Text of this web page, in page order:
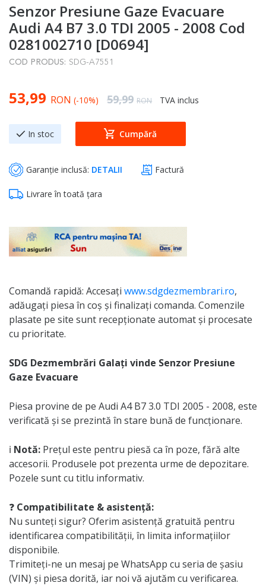
to
the
beginning
of
the
gallery
Senzor Presiune Gaze Evacuare
Audi A4 B7 3.0 TDI 2005 - 2008 Cod
0281002710 [D0694]
COD PRODUS: SDG-A7551
Special Price
53,99 RON (-10%) Regular Price
59,99 RON TVA inclus
In stoc Cumpără
Garanție inclusă: DETALII Factură
Livrare în toată țara
Comandă rapidă: Accesați www.sdgdezmembrari.ro,
adăugați piesa în coș și finalizați comanda. Comenzile
plasate pe site sunt recepționate automat și procesate
cu prioritate.
SDG Dezmembrări Galați vinde Senzor Presiune
Gaze Evacuare
Piesa provine de pe Audi A4 B7 3.0 TDI 2005 - 2008, este
verificată și se prezintă în stare bună de funcționare.
ℹ️ Notă: Prețul este pentru piesă ca în poze, fără alte
accesorii. Produsele pot prezenta urme de depozitare.
Pozele sunt cu titlu informativ.
❓ Compatibilitate & asistență:
Nu sunteți sigur? Oferim asistență gratuită pentru
identificarea compatibilității, în limita informațiilor
disponibile.
Trimiteți-ne un mesaj pe WhatsApp cu seria de șasiu
(VIN) și piesa dorită, iar noi vă ajutăm cu verificarea.